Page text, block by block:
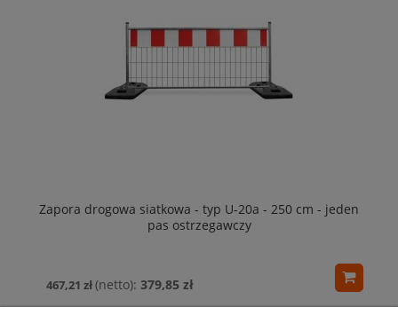
Zapora drogowa siatkowa - typ U-20a - 250 cm - jeden
pas ostrzegawczy
467,21 zł 379,85 zł